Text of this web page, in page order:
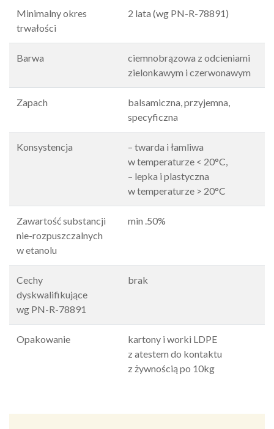
Minimalny okres
trwałości
2 lata (wg PN-R-78891)
Barwa
ciemnobrązowa z odcieniami
zielonkawym i czerwonawym
Zapach
balsamiczna, przyjemna,
specyficzna
Konsystencja
– twarda i łamliwa
w temperaturze < 20°C,
– lepka i plastyczna
w temperaturze > 20°C
Zawartość substancji
nie-rozpuszczalnych
w etanolu
min .50%
Cechy
dyskwalifikujące
wg PN-R-78891
brak
Opakowanie
kartony i worki LDPE
z atestem do kontaktu
z żywnością po 10kg